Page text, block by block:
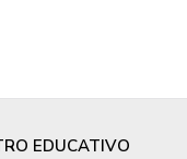
EDUCATIVO